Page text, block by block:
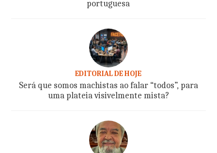
portuguesa
EDITORIAL DE HOJE
Será que somos machistas ao falar “todos”, para
uma plateia visivelmente mista?